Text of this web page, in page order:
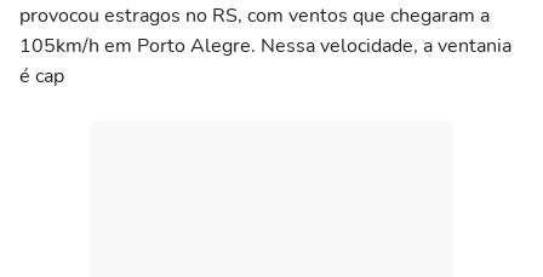
provocou estragos no RS, com ventos que chegaram a
105km/h em Porto Alegre. Nessa velocidade, a ventania
é cap